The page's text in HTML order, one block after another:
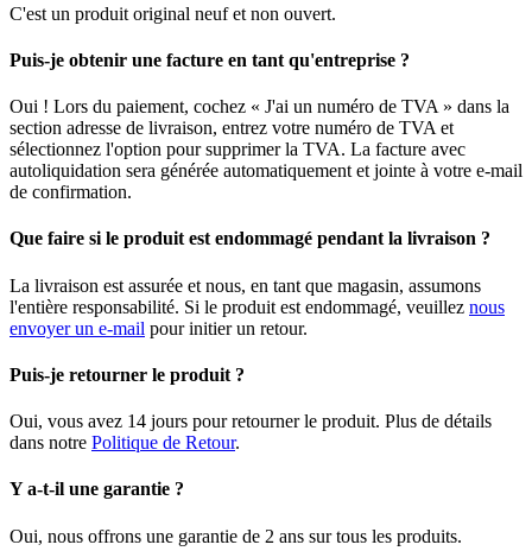
C'est un produit original neuf et non ouvert.
Puis-je obtenir une facture en tant qu'entreprise ?
Oui ! Lors du paiement, cochez « J'ai un numéro de TVA » dans la
section adresse de livraison, entrez votre numéro de TVA et
sélectionnez l'option pour supprimer la TVA. La facture avec
autoliquidation sera générée automatiquement et jointe à votre e-mail
de confirmation.
Que faire si le produit est endommagé pendant la livraison ?
La livraison est assurée et nous, en tant que magasin, assumons
l'entière responsabilité. Si le produit est endommagé, veuillez nous
envoyer un e-mail pour initier un retour.
Puis-je retourner le produit ?
Oui, vous avez 14 jours pour retourner le produit. Plus de détails
dans notre Politique de Retour.
Y a-t-il une garantie ?
Oui, nous offrons une garantie de 2 ans sur tous les produits.